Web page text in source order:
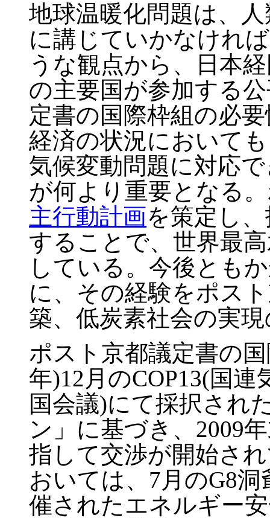
地球温暖化問題は、
に講じていかなけれ
うな観点から、日本
の主要国が参加する
定書の国際枠組の必
経済の状況において
気候変動問題に対応
が何より重要となる
主行動計画を策定し
することで、世界最
している。今後とも
に、その経験をポス
築、低炭素社会の実
ポスト京都議定書の
年)12月のCOP13(国
国会議)にて採択され
ン」に基づき、2009
指して交渉が開始さ
おいては、7月のG8
催されたエネルギー